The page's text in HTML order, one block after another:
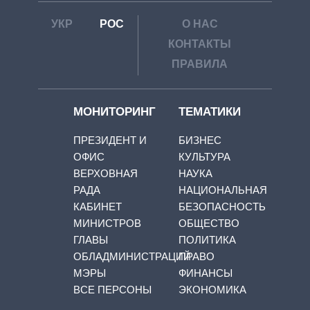
УКР РОС
О НАС
КОНТАКТЫ
ПРАВИЛА
МОНИТОРИНГ
ПРЕЗИДЕНТ И
ОФИС
ВЕРХОВНАЯ
РАДА
КАБИНЕТ
МИНИСТРОВ
ГЛАВЫ
ОБЛАДМИНИСТРАЦИЙ
МЭРЫ
ВСЕ ПЕРСОНЫ
ТЕМАТИКИ
БИЗНЕС
КУЛЬТУРА
НАУКА
НАЦИОНАЛЬНАЯ
БЕЗОПАСНОСТЬ
ОБЩЕСТВО
ПОЛИТИКА
ПРАВО
ФИНАНСЫ
ЭКОНОМИКА